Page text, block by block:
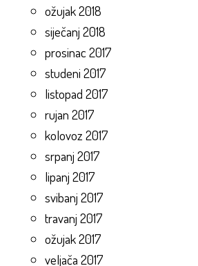
ožujak 2018
siječanj 2018
prosinac 2017
studeni 2017
listopad 2017
rujan 2017
kolovoz 2017
srpanj 2017
lipanj 2017
svibanj 2017
travanj 2017
ožujak 2017
veljača 2017